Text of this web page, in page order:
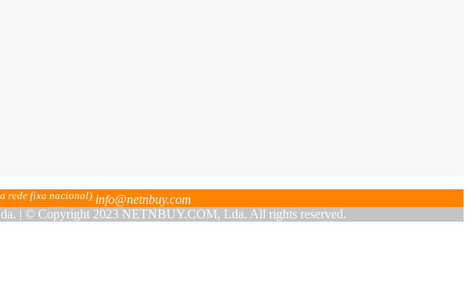
rede fixa nacional) info@netnbuy.com
| © Copyright 2023 NETNBUY.COM, Lda. All rights reserved.